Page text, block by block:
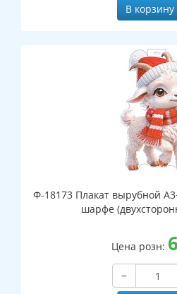
В корзину
Ф-18173 Плакат вырубной
шарфе
Цена розн:
−